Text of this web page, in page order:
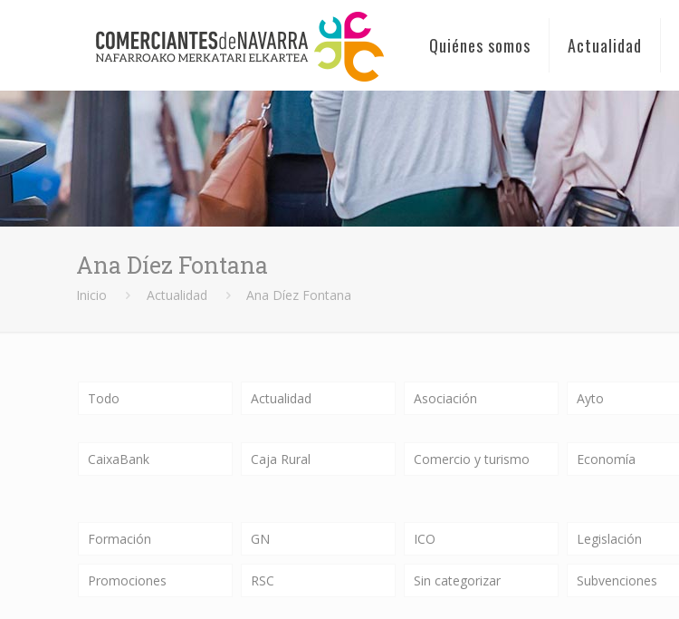
Quiénes somos Actualidad
Ana Díez Fontana
Inicio Actualidad Ana Díez Fontana
Todo Actualidad Asociación Ayto
CaixaBank Caja Rural Comercio y turismo Economía
Formación GN ICO Legislación
Promociones RSC Sin categorizar Subvenciones